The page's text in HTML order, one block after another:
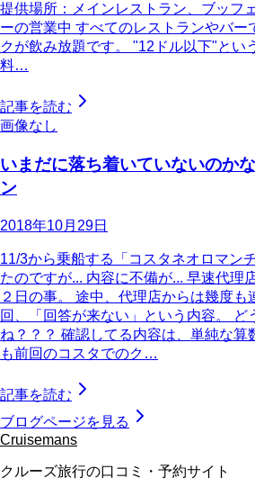
提供場所：メインレストラン、ブッフ
ーの営業中 すべてのレストランやバー
クが飲み放題です。 "12ドル以下"とい
料…
記事を読む
画像なし
いまだに落ち着いていないのか
ン
2018年10月29日
11/3から乗船する「コスタネオロマン
たのですが... 内容に不備が... 早速代理
２日の事。 途中、代理店からは幾度も
回、「回答が来ない」という内容。 ど
ね？？？ 確認してる内容は、単純な算
も前回のコスタでのク…
記事を読む
ブログページを見る
Cruisemans
クルーズ旅行の口コミ・予約サイト